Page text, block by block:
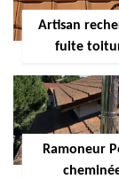
Artisan
fuite
Ramoneur